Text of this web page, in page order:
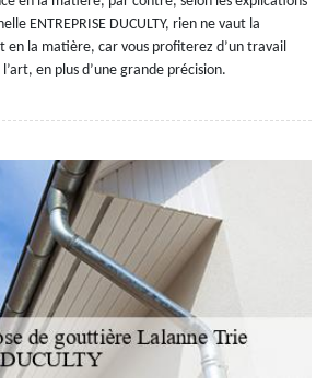
ENTREPRISE DUCULTY, rien ne vaut la
en la matière, car vous profiterez d’un travail
en plus d’une grande précision.